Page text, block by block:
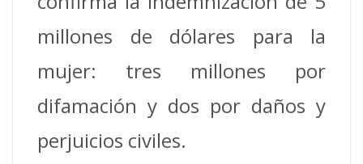
millones de dólares para la
mujer: tres millones por
difamación y dos por daños y
perjuicios civiles.